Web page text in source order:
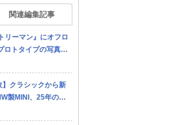
関連編集記事
リーマン』にオフロ
ロトタイプの写真公
10月
】クラシックから新
製MINI、25年のデ
る